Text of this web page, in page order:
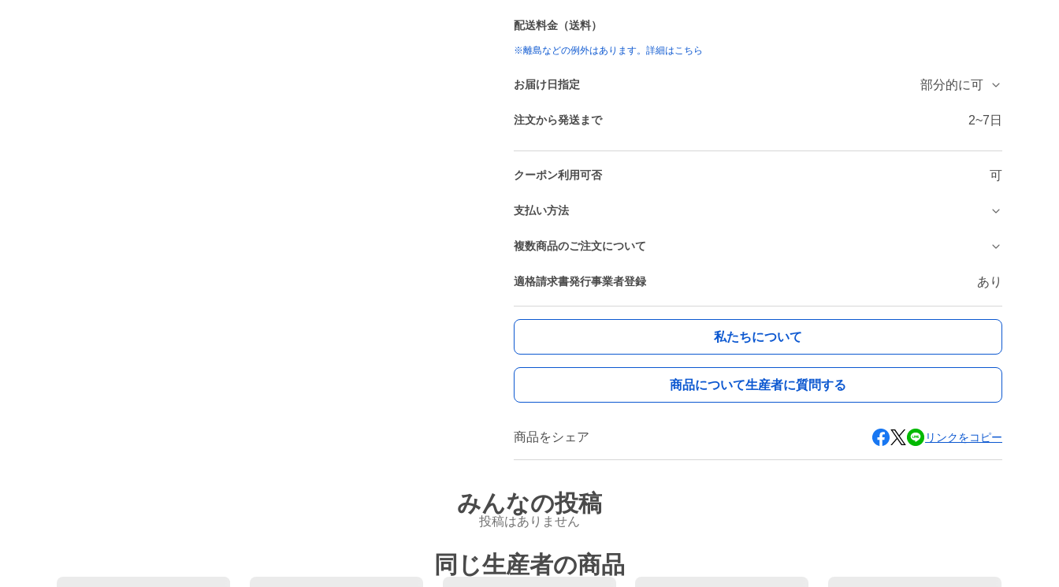
配送料金（送料）
※離島などの例外はあります。詳細はこちら
お届け日指定 部分的に可
注文から発送まで 2~7日
クーポン利用可否 可
支払い方法
複数商品のご注文について
適格請求書発行事業者登録 あり
私たちについて
商品について生産者に質問する
商品をシェア リンクをコピー
みんなの投稿
投稿はありません
同じ生産者の商品